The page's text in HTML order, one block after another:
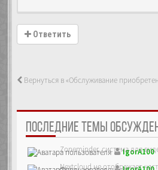
Ответить
Вернуться в «Обслуживание
ПОСЛЕДНИЕ ТЕМЫ
Zoneminder, система для
IgorA100
Nextcloud не отображает